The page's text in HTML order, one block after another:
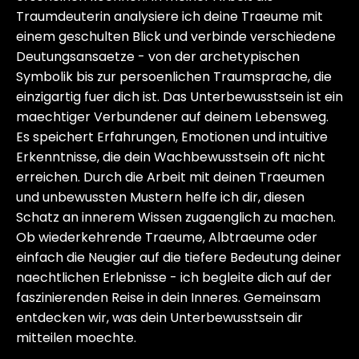
Traumdeuterin analysiere ich deine Traeume mit
einem geschulten Blick und verbinde verschiedene
Deutungsansaetze - von der archetypischen
Symbolik bis zur persoenlichen Traumsprache, die
einzigartig fuer dich ist. Das Unterbewusstsein ist ein
maechtiger Verbundener auf deinem Lebensweg.
Es speichert Erfahrungen, Emotionen und intuitive
Erkenntnisse, die dein Wachbewusstsein oft nicht
erreichen. Durch die Arbeit mit deinen Traeumen
und unbewussten Mustern helfe ich dir, diesen
Schatz an innerem Wissen zugaenglich zu machen.
Ob wiederkehrende Traeume, Albtraeume oder
einfach die Neugier auf die tiefere Bedeutung deiner
naechtlichen Erlebnisse - ich begleite dich auf der
faszinierenden Reise in dein Inneres. Gemeinsam
entdecken wir, was dein Unterbewusstsein dir
mitteilen moechte.